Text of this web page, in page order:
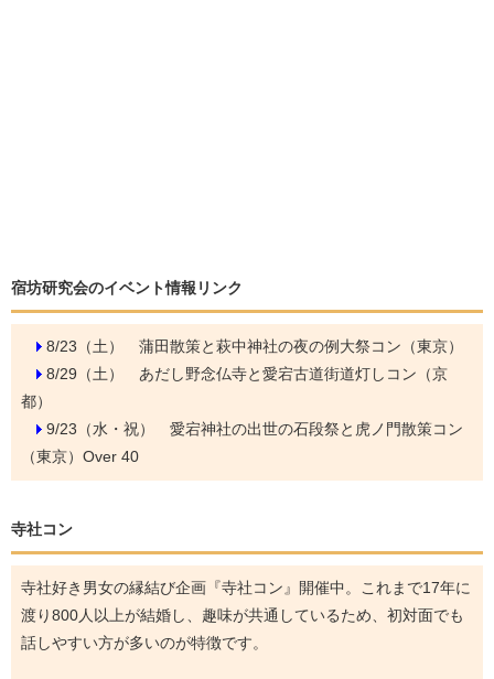
宿坊研究会のイベント情報リンク
8/23（土） 蒲田散策と萩中神社の夜の例大祭コン（東京）
8/29（土） あだし野念仏寺と愛宕古道街道灯しコン（京
都）
9/23（水・祝） 愛宕神社の出世の石段祭と虎ノ門散策コン
（東京）Over 40
寺社コン
寺社好き男女の縁結び企画『寺社コン』開催中。これまで17年に
渡り800人以上が結婚し、趣味が共通しているため、初対面でも
話しやすい方が多いのが特徴です。